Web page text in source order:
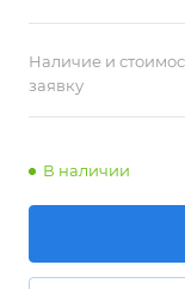
Наличие и
заявку
В наличии